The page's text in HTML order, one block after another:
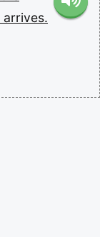
arrives.